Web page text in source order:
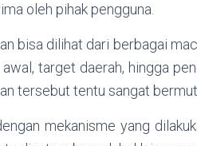
oleh pihak pengguna.
bisa dilihat dari berbagai
target daerah, hingga
tersebut tentu sangat
mekanisme yang